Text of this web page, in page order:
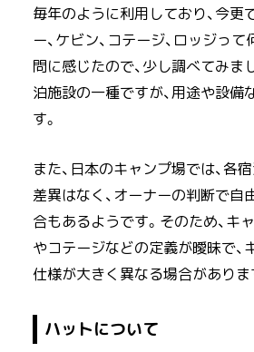
毎年のように利用しており、今更
ー、ケビン、コテージ、ロッジっ
問に感じたので、少し調べてみま
泊施設の一種ですが、用途や設
す。
また、日本のキャンプ場では、各
差異はなく、オーナーの判断で自
合もあるようです。そのため、キ
やコテージなどの定義が曖昧で
仕様が大きく異なる場合がありま
ハットについて